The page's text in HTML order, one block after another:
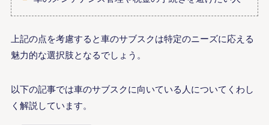
上記の点を考慮すると車のサブスクは特定のニーズに応える
魅力的な選択肢となるでしょう。
以下の記事では車のサブスクに向いている人についてくわし
く解説しています。